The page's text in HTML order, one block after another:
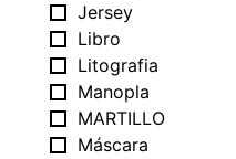
Jersey
Libro
Litografia
Manopla
MARTILLO
Máscara